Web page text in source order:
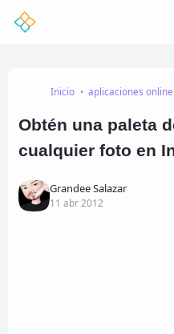
Inicio aplicaciones online
Obtén una paleta
cualquier foto en
Grandee Salazar
11 abr 2012